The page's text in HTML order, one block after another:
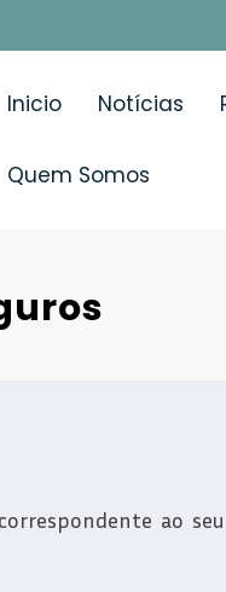
Inicio Notícias
Quem Somos
ao